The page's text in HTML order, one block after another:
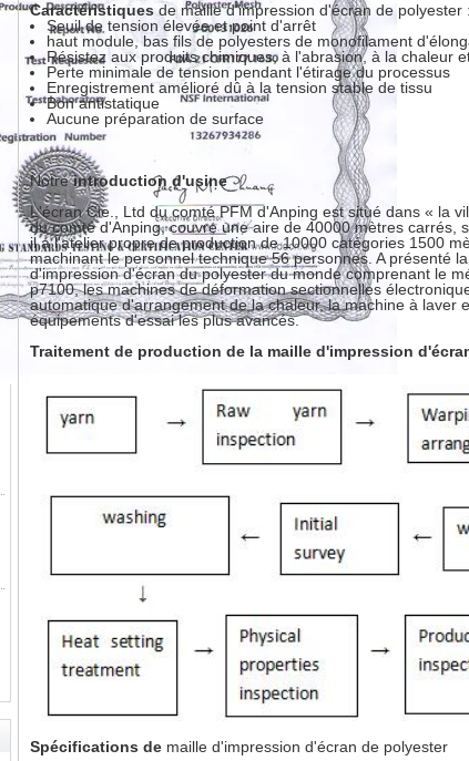
Caractéristiques de maille d'impression d'écran de polyester :
Seuil de tension élevée et point d'arrêt
haut module, bas fils de polyesters de monofilament
Résistez aux produits chimiques, à l'abrasion, à la chaleur
Perte minimale de tension pendant l'étirage du processus
Enregistrement amélioré dû à la tension stable de tissu
Bon antistatique
Aucune préparation de surface
Notreintroduction d'usine
L'écran Cie., Ltd du comté PFM d'Anping est situé dans « la
du comté d'Anping, couvre une aire de 40000 mètres carrés,
il a l'atelier propre de production de 10000 catégories 1500
machinant le personnel technique 56 personnes. A présenté
d'impression d'écran du polyester du monde comprenant le
p7100, les machines de déformation sectionnelles
automatique d'arrangement de la chaleur, la machine à laver
équipements d'essai les plus avancés.
Traitement de production de la maille d'impression
Spécifications de maille d'impression d'écran de polyester